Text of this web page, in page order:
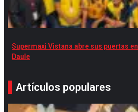
Supermaxi Vistana abre sus puertas en
Daule
Artículos populares